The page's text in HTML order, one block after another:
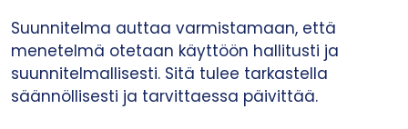
Suunnitelma auttaa varmistamaan, että
menetelmä otetaan käyttöön hallitusti ja
suunnitelmallisesti. Sitä tulee tarkastella
säännöllisesti ja tarvittaessa päivittää.